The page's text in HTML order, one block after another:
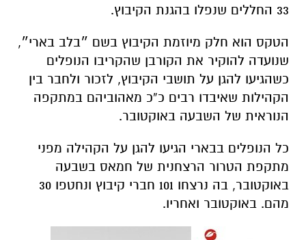
33 החללים שנפלו בהגנת הקיבוץ.
הטקס הוא חלק מיוזמת הקיבוץ בשם ״בלב בארי״,
שנועדה להוקיר את הקורבן שהקריבו הנופלים
כשהגיעו להגן על תושבי הקיבוץ, לזכור ולחבר בין
הקהילות שאיבדו רבים כ”כ מאהוביהם במתקפה
הנוראית של השבעה באוקטובר.
כל הנופלים בבארי הגיעו להגן על הקהילה מפני
מתקפת הטרור הרצחנית של חמאס בשבעה
באוקטובר, בה נרצחו 101 חברי קיבוץ ונחטפו 30
מהם. באוקטובר ואחריו.